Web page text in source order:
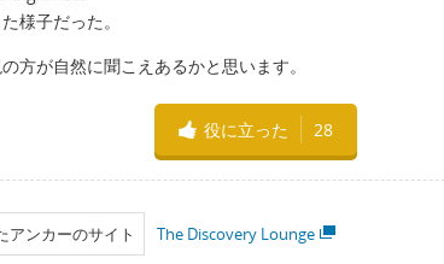
様子だった。
方が自然に聞こえあるかと思います。
役に立った 28
アンカーのサイト The Discovery Lounge